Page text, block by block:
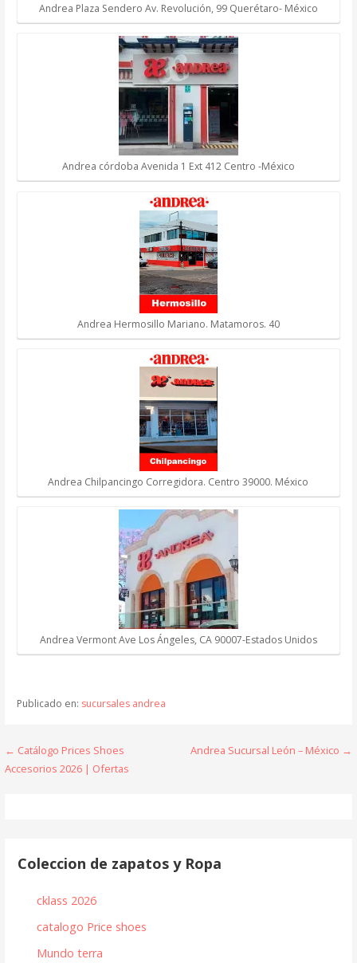
Andrea Plaza Sendero Av. Revolución, 99 Querétaro- México
Andrea córdoba Avenida 1 Ext 412 Centro -México
Andrea Hermosillo Mariano. Matamoros. 40
Andrea Chilpancingo Corregidora. Centro 39000. México
Andrea Vermont Ave Los Ángeles, CA 90007-Estados Unidos
Publicado en: sucursales andrea
Navegación
← Catálogo Prices Shoes
Accesorios 2026 | Ofertas
Andrea Sucursal León – México →
Coleccion de zapatos y Ropa
cklass 2026
catalogo Price shoes
Mundo terra